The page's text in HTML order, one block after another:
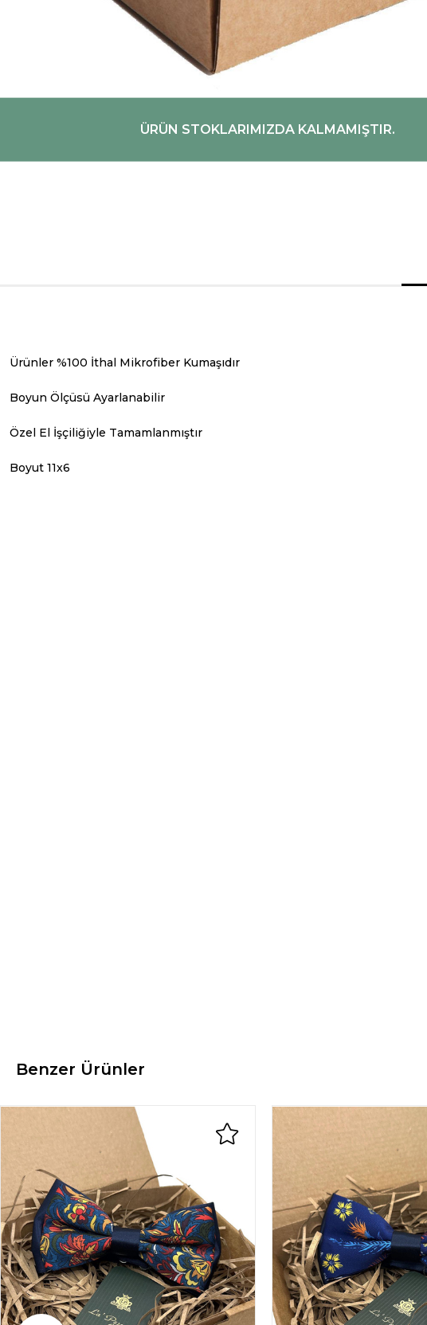
ÜRÜN STOKLARIMIZDA KALMAMIŞTIR.
Ürünler %100 İthal Mikrofiber Kumaşıdır
Boyun Ölçüsü Ayarlanabilir
Özel El İşçiliğiyle Tamamlanmıştır
Boyut 11x6
Benzer Ürünler